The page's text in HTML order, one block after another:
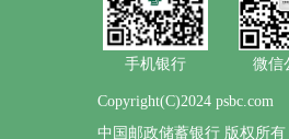
手机银行 微信
Copyright(C)2024 psbc.com
中国邮政储蓄银行 版权所有